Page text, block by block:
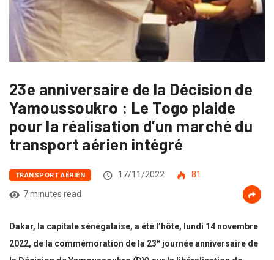
23e anniversaire de la Décision de
Yamoussoukro : Le Togo plaide
pour la réalisation d’un marché du
transport aérien intégré
TRANSPORT AÉRIEN 17/11/2022
81
7 minutes read
Dakar, la capitale sénégalaise, a été l’hôte, lundi 14 novembre
2022, de la commémoration de la 23e journée anniversaire de